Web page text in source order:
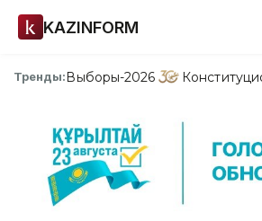
KAZINFORM
Тренды:Выборы-2026